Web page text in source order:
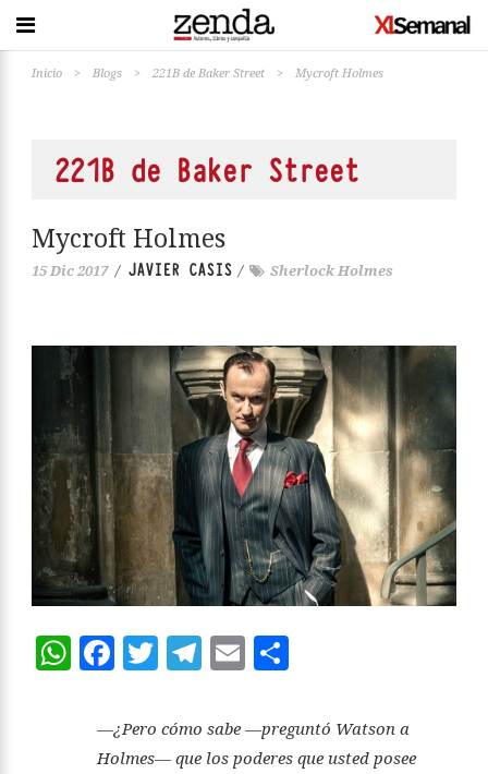
Inicio > Blogs > 221B de Baker Street > Mycroft Holmes
221B de Baker Street
Mycroft Holmes
15 Dic 2017 / JAVIER CASIS / Sherlock Holmes
WhatsApp
Facebook
Twitter
Telegram
Email
—¿Pero cómo sabe —preguntó Watson a
Holmes— que los poderes que usted posee